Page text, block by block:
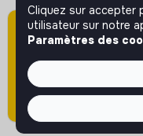
Attention cette
plus de 60 jours
doute expirée ou
Cliquez sur accepter
utilisateur sur notre
Paramètres des